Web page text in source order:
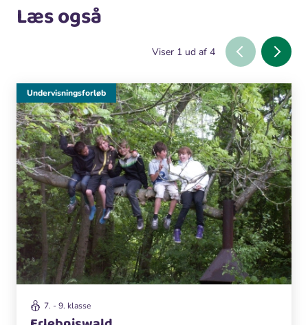
Læs også
Viser 1 ud af 4
7. - 9. klasse
Undervisningsforløb